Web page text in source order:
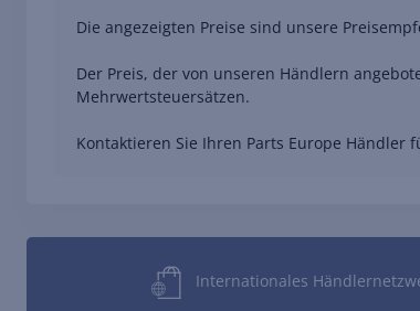
Die angezeigten Preise sind unsere
Der Preis, der von unseren Händlern
Mehrwertsteuersätzen.
Kontaktieren Sie Ihren Parts Europe Händler
Internationales